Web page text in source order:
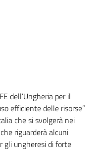
dell’Ungheria per il
efficiente delle risorse”
che si svolgerà nei
riguarderà alcuni
gli ungheresi di forte